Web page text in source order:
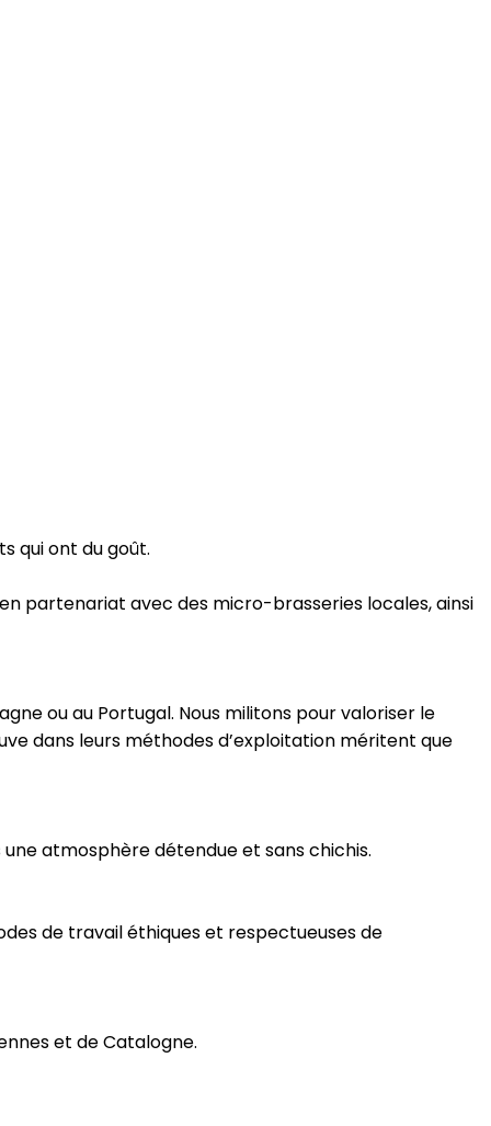
qui ont du goût.
partenariat avec des micro-brasseries locales, ainsi
ou au Portugal. Nous militons pour valoriser le
dans leurs méthodes d’exploitation méritent que
atmosphère détendue et sans chichis.
de travail éthiques et respectueuses de
et de Catalogne.